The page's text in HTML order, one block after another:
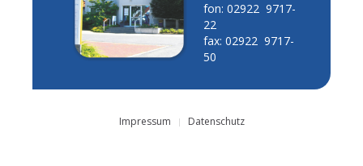
fon: 02922 9717-
22
fax: 02922 9717-
50
Impressum Datenschutz